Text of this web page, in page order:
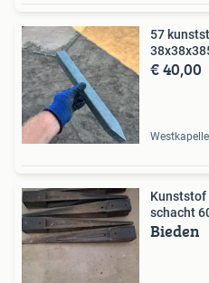
57
€ 40,00
Westkapelle
Kunststof
schacht
Bieden